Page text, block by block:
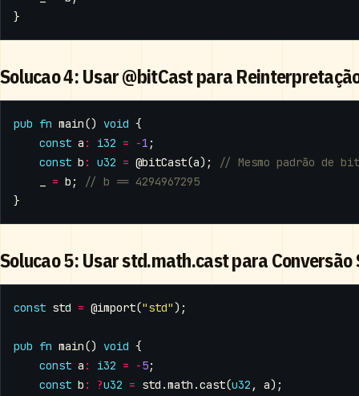
}
Solucao 4: Usar @bitCast para
pub fn main() void {
const a : i32 = -1 ;
const b : u32 = @bitCast(a);
= b ;
}
Solucao 5: Usar std.math.cast para Conversão
const std = @import("std" );
pub fn main() void {
const a : i32 = -5;
const b : ?u32 = std .math .cast(u32 , a);